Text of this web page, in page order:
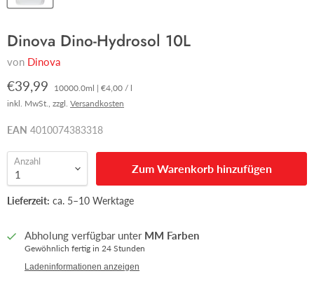
Dinova Dino-Hydrosol 10L
von Dinova
€39,99 10000.0ml | €4,00 / l
inkl. MwSt., zzgl. Versandkosten
EAN 4010074383318
Anzahl
Zum Warenkorb hinzufügen
Lieferzeit: ca. 5–10 Werktage
Abholung verfügbar unter MM Farben
Gewöhnlich fertig in 24 Stunden
Ladeninformationen anzeigen